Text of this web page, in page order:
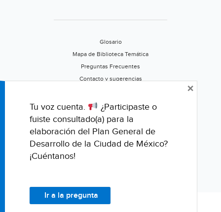
Glosario
Mapa de Biblioteca Temática
Preguntas Frecuentes
Contacto y sugerencias
Califica este portal
Tu voz cuenta.
¿Participaste o
fuiste consultado(a) para la
elaboración del Plan General de
Desarrollo de la Ciudad de México?
¡Cuéntanos!
Ir a la pregunta
×